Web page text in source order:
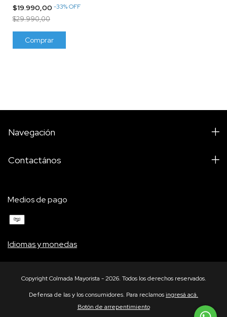
$19.990,00 -33%OFF
$29.990,00
Comprar
Navegación
Contactános
Medios de pago
Idiomas y monedas
Copyright Colmada Mayorista - 2026. Todos los derechos reservados.
Defensa de las y los consumidores. Para reclamosingresá acá.
Botón de arrepentimiento